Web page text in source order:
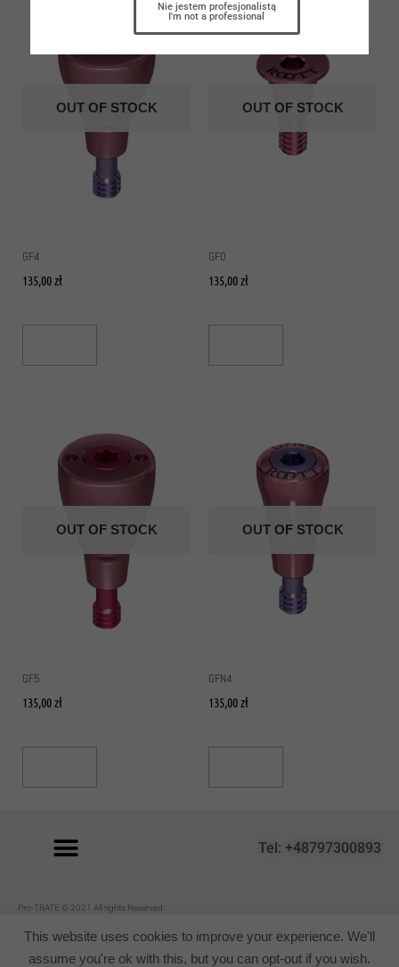
OUT OF STOCK
GF4
135,00zł
OUT OF STOCK
GF0
135,00zł
OUT OF STOCK
GF5
135,00zł
OUT OF STOCK
GFN4
135,00zł
Tel: +48797300893
Pro-TRATE © 2021 All rights Reserved.
This website uses cookies to improve your experience. We'll
assume you're ok with this, but you can opt-out if you wish.
Nie jestem profesjonalistą
I'm not a professional